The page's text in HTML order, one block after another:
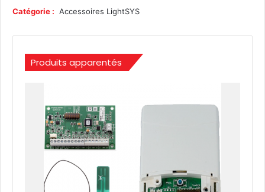
Catégorie : Accessoires LightSYS
Produits apparentés